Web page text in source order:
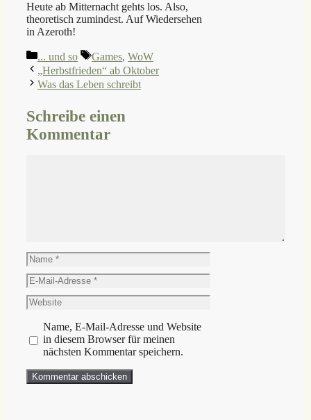
Heute ab Mitternacht gehts los. Also,
theoretisch zumindest. Auf Wiedersehen
in Azeroth!
Kategorien
... und so Schlagwörter
Games, WoW
„Herbstfrieden“ ab Oktober
Was das Leben schreibt
Schreibe einen
Kommentar
Name
E-
Mail-
Adresse
Website
Name, E-Mail-Adresse und Website
in diesem Browser für meinen
nächsten Kommentar speichern.